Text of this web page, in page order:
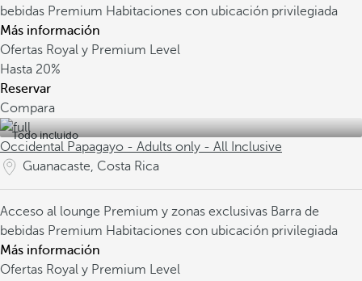
bebidas Premium Habitaciones con ubicación privilegiada
Más información
Ofertas Royal y Premium Level
Hasta 20%
Reservar
Compara
Todo incluido
Occidental Papagayo - Adults only - All Inclusive
Guanacaste, Costa Rica
Acceso al lounge Premium y zonas exclusivas Barra de
bebidas Premium Habitaciones con ubicación privilegiada
Más información
Ofertas Royal y Premium Level